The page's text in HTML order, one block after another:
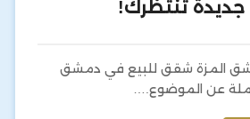
تنتظرك!
المزة شقق للبيع في دمشق
عن الموضوع.…